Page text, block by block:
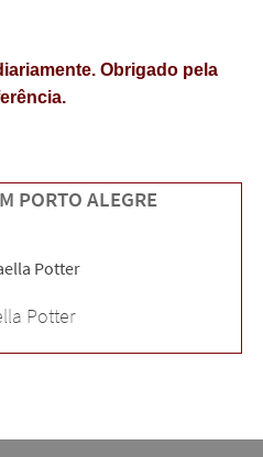
Obrigado pela
PORTO ALEGRE
Potter